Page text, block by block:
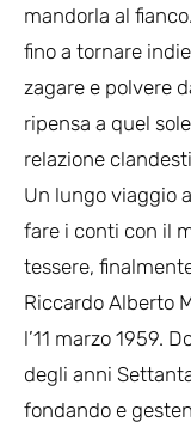
mandorla al
fino a tornare
zagare e polvere
ripensa a quel
relazione
Un lungo viaggio
fare i conti con il
tessere,
​Riccardo Alberto
l’11 marzo 1959.
degli anni
fondando e